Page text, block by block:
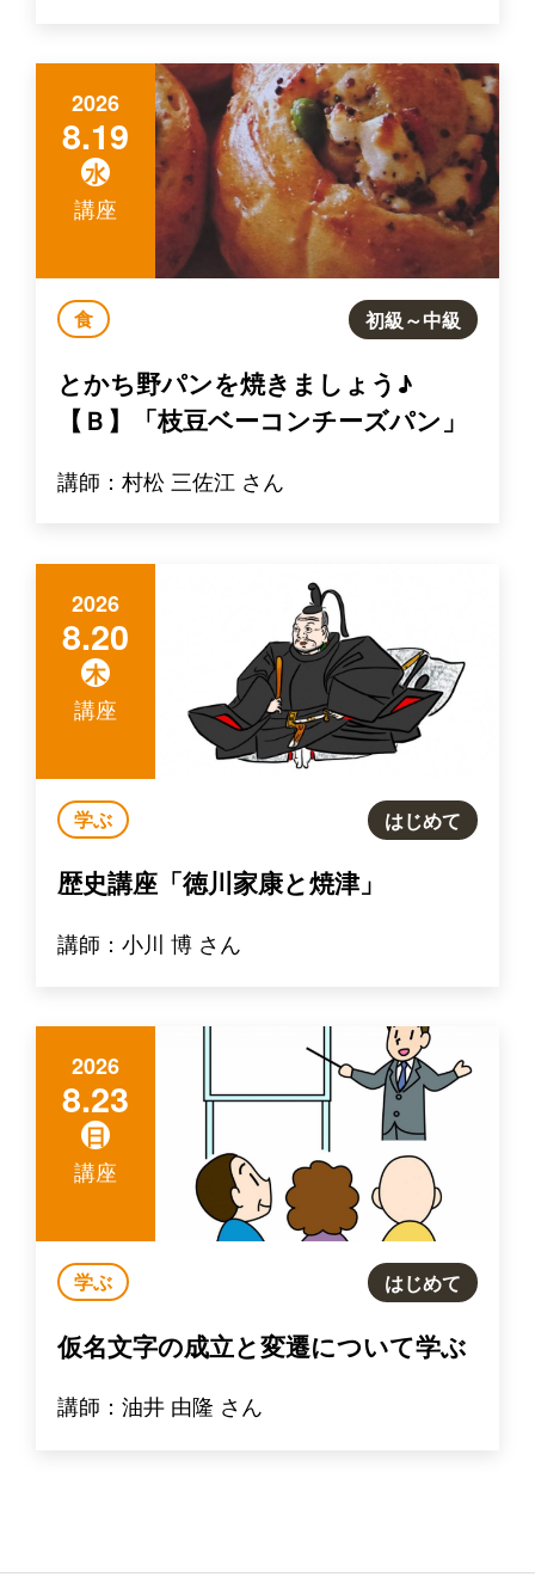
2026
8.19
水
講座
食 初級～中級
とかち野パンを焼きましょう♪
【Ｂ】「枝豆ベーコンチーズパン」
講師：村松 三佐江 さん
2026
8.20
木
講座
学ぶ はじめて
歴史講座「徳川家康と焼津」
講師：小川 博 さん
2026
8.23
日
講座
学ぶ はじめて
仮名文字の成立と変遷について学ぶ
講師：油井 由隆 さん